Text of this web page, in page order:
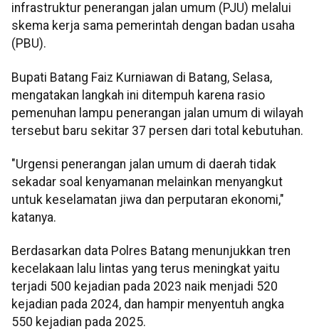
infrastruktur penerangan jalan umum (PJU) melalui
skema kerja sama pemerintah dengan badan usaha
(PBU).
Bupati Batang Faiz Kurniawan di Batang, Selasa,
mengatakan langkah ini ditempuh karena rasio
pemenuhan lampu penerangan jalan umum di wilayah
tersebut baru sekitar 37 persen dari total kebutuhan.
"Urgensi penerangan jalan umum di daerah tidak
sekadar soal kenyamanan melainkan menyangkut
untuk keselamatan jiwa dan perputaran ekonomi,"
katanya.
Berdasarkan data Polres Batang menunjukkan tren
kecelakaan lalu lintas yang terus meningkat yaitu
terjadi 500 kejadian pada 2023 naik menjadi 520
kejadian pada 2024, dan hampir menyentuh angka
550 kejadian pada 2025.